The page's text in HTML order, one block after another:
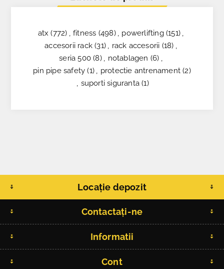
atx (772) , fitness (498) , powerlifting (151) ,
accesorii rack (31) , rack accesorii (18) ,
seria 500 (8) , notablagen (6) ,
pin pipe safety (1) , protectie antrenament (2)
, suporti siguranta (1)
Locație depozit
Contactați-ne
Informatii
Cont